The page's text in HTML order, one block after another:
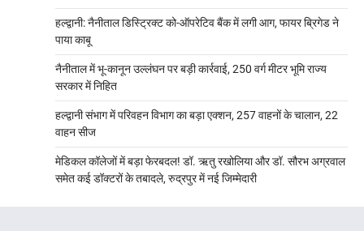
हल्द्वानी: नैनीताल डिस्ट्रिक्ट को-ऑपरेटिव बैंक में लगी आग, फायर ब्रिगेड ने
पाया काबू
नैनीताल में भू-कानून उल्लंघन पर बड़ी कार्रवाई, 250 वर्ग मीटर भूमि राज्य
सरकार में निहित
हल्द्वानी संभाग में परिवहन विभाग का बड़ा एक्शन, 257 वाहनों के चालान, 22
वाहन सीज
मेडिकल कॉलेजों में बड़ा फेरबदल! डॉ. ऋतु रखोलिया और डॉ. सौरभ अग्रवाल
समेत कई डॉक्टरों के तबादले, रुद्रपुर में नई जिम्मेदारी